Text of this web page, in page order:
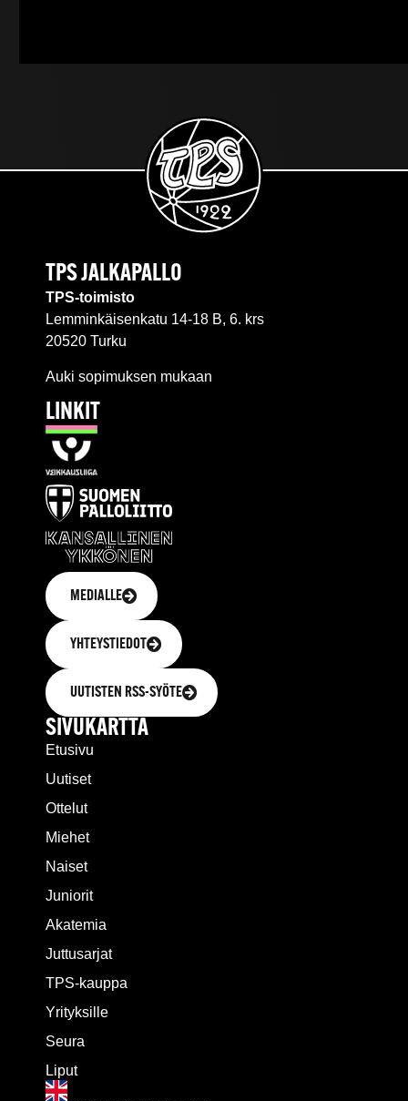
TPS JALKAPALLO
TPS-toimisto
Lemminkäisenkatu 14-18 B, 6. krs
20520 Turku
Auki sopimuksen mukaan
LINKIT
MEDIALLE
YHTEYSTIEDOT
UUTISTEN RSS-SYÖTE
SIVUKARTTA
Etusivu
Uutiset
Ottelut
Miehet
Naiset
Juniorit
Akatemia
Juttusarjat
TPS-kauppa
Yrityksille
Seura
Liput